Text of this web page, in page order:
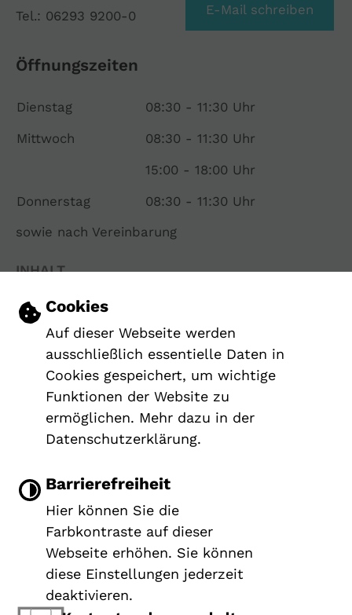
Einstellungen zu Cookies und
Cookies
Auf dieser Webseite werden
ausschließlich essentielle Daten in
Cookies gespeichert, um wichtige
Funktionen der Website zu
ermöglichen. Mehr dazu in der
Datenschutzerklärung.
Barrierefreiheit
Hier können Sie die
Farbkontraste auf dieser
Webseite erhöhen. Sie können
diese Einstellungen jederzeit
deaktivieren.
Tel.: 06293 9200-0
E-Mail schreiben
Öffnungszeiten
Dienstag
08:30 - 11:30 Uhr
Mittwoch
08:30 - 11:30 Uhr
15:00 - 18:00 Uhr
Donnerstag
08:30 - 11:30 Uhr
sowie nach Vereinbarung
INHALT
DATENSCHUTZERKLÄRUNG
ERKLÄRUNG ZUR BARRIEREFREIHEIT